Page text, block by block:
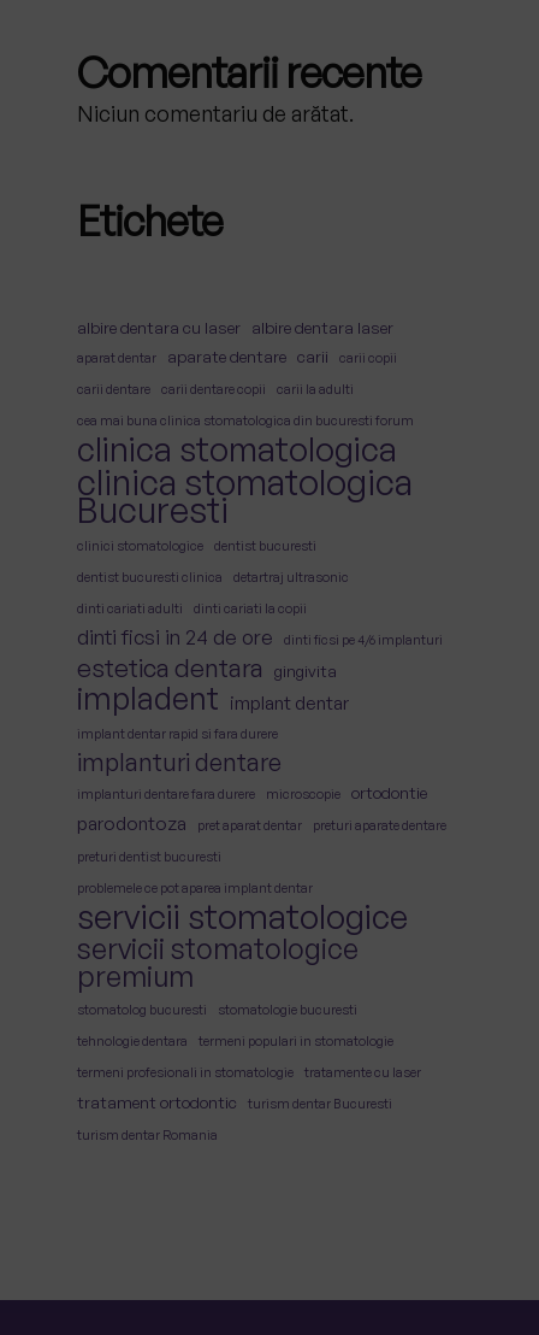
Comentarii recente
Niciun comentariu de arătat.
Etichete
albire dentara cu laser albire dentara laser
aparat dentar aparate dentare carii
carii copii
carii dentare
carii dentare copii
carii la adulti
cea mai buna clinica stomatologica din bucuresti forum
clinica stomatologica
clinica stomatologica
Bucuresti
clinici stomatologice
dentist bucuresti
dentist bucuresti clinica
detartraj ultrasonic
dinti cariati adulti
dinti cariati la copii
dinti ficsi in 24 de ore dinti ficsi pe 4/6 implanturi
estetica dentara gingivita
impladent implant dentar
implant dentar rapid si fara durere
implanturi dentare
implanturi dentare fara durere microscopie ortodontie
parodontoza pret aparat dentar
preturi aparate dentare
preturi dentist bucuresti
problemele ce pot aparea implant dentar
servicii stomatologice
servicii stomatologice
premium
stomatolog bucuresti
stomatologie bucuresti
tehnologie dentara
termeni populari in stomatologie
termeni profesionali in stomatologie
tratamente cu laser
tratament ortodontic
turism dentar Bucuresti
turism dentar Romania